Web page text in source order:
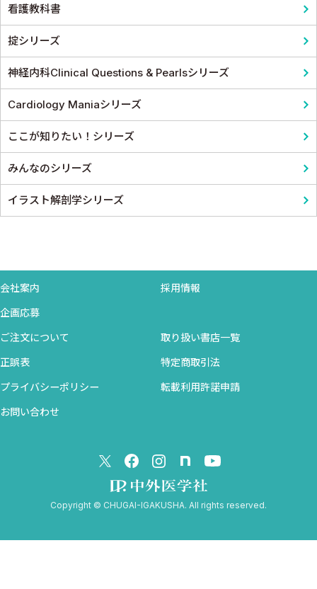
看護教科書
掟シリーズ
神経内科Clinical Questions & Pearlsシリーズ
Cardiology Maniaシリーズ
ここが知りたい！シリーズ
みんなのシリーズ
イラスト解剖学シリーズ
会社案内 採用情報
企画応募
ご注文について 取り扱い書店一覧
正誤表 特定商取引法
プライバシーポリシー 転載利用許諾申請
お問い合わせ
Copyright © CHUGAI-IGAKUSHA. All rights reserved.